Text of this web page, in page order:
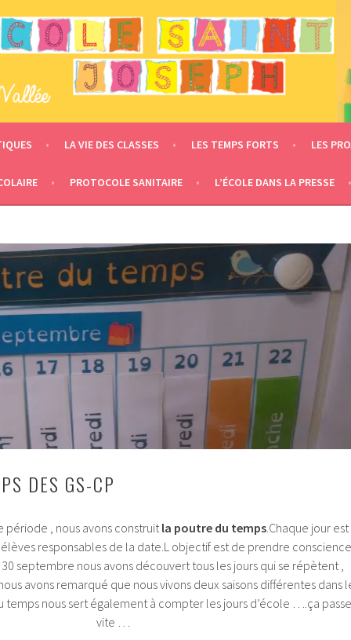
LE MESNIL EN VALLÉE
LA VIE DES CLASSES LES TEMPS FORTS LES
PROTOCOLE SANITAIRE L’ÉCOLE DANS LA PRESSE
DES GS-CP
, nous avons construitla poutre du temps.Chaque jour est
responsables de la date.L objectif est de prendre conscience
septembre nous avons découvert tous les jours qui se répètent ,
avons remarqué que nous vivons deux saisons différentes dans
temps nous sert également à compter les jours d’école ….ça passe
vite …